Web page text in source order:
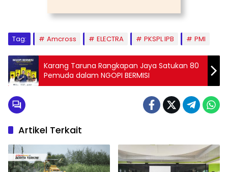
Tag: Amcross ELECTRA PKSPL IPB PMI
Karang Taruna Rangkapan Jaya Satukan 80
Pemuda dalam NGOPI BERMISI
Artikel Terkait